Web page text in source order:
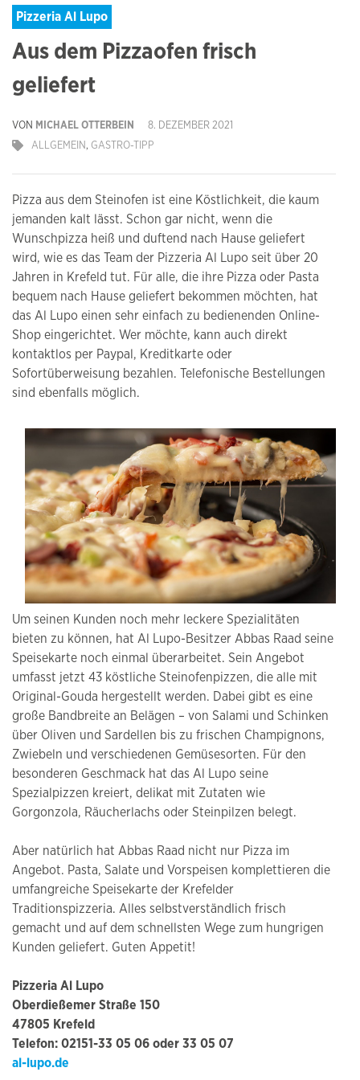
Pizzeria Al Lupo
Aus dem Pizzaofen frisch
geliefert
VON MICHAEL OTTERBEIN
8. DEZEMBER 2021
ALLGEMEIN, GASTRO-TIPP
Pizza aus dem Steinofen ist eine Köstlichkeit, die kaum
jemanden kalt lässt. Schon gar nicht, wenn die
Wunschpizza heiß und duftend nach Hause geliefert
wird, wie es das Team der Pizzeria Al Lupo seit über 20
Jahren in Krefeld tut. Für alle, die ihre Pizza oder Pasta
bequem nach Hause geliefert bekommen möchten, hat
das Al Lupo einen sehr einfach zu bedienenden Online-
Shop eingerichtet. Wer möchte, kann auch direkt
kontaktlos per Paypal, Kreditkarte oder
Sofortüberweisung bezahlen. Telefonische Bestellungen
sind ebenfalls möglich.
Um seinen Kunden noch mehr leckere Spezialitäten
bieten zu können, hat Al Lupo-Besitzer Abbas Raad seine
Speisekarte noch einmal überarbeitet. Sein Angebot
umfasst jetzt 43 köstliche Steinofenpizzen, die alle mit
Original-Gouda hergestellt werden. Dabei gibt es eine
große Bandbreite an Belägen – von Salami und Schinken
über Oliven und Sardellen bis zu frischen Champignons,
Zwiebeln und verschiedenen Gemüsesorten. Für den
besonderen Geschmack hat das Al Lupo seine
Spezialpizzen kreiert, delikat mit Zutaten wie
Gorgonzola, Räucherlachs oder Steinpilzen belegt.
Aber natürlich hat Abbas Raad nicht nur Pizza im
Angebot. Pasta, Salate und Vorspeisen komplettieren die
umfangreiche Speisekarte der Krefelder
Traditionspizzeria. Alles selbstverständlich frisch
gemacht und auf dem schnellsten Wege zum hungrigen
Kunden geliefert. Guten Appetit!
Pizzeria Al Lupo
Oberdießemer Straße 150
47805 Krefeld
Telefon: 02151-33 05 06 oder 33 05 07
al-lupo.de